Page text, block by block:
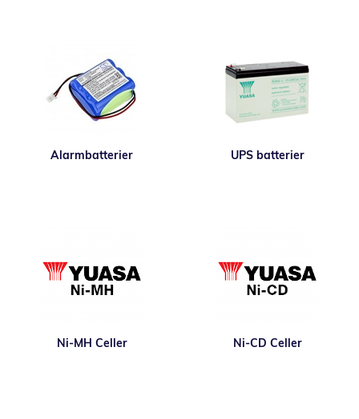
Alarmbatterier UPS batterier
Ni-MH Celler Ni-CD Celler